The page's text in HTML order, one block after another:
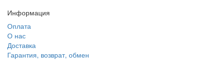
Информация
Оплата
О нас
Доставка
Гарантия, возврат, обмен